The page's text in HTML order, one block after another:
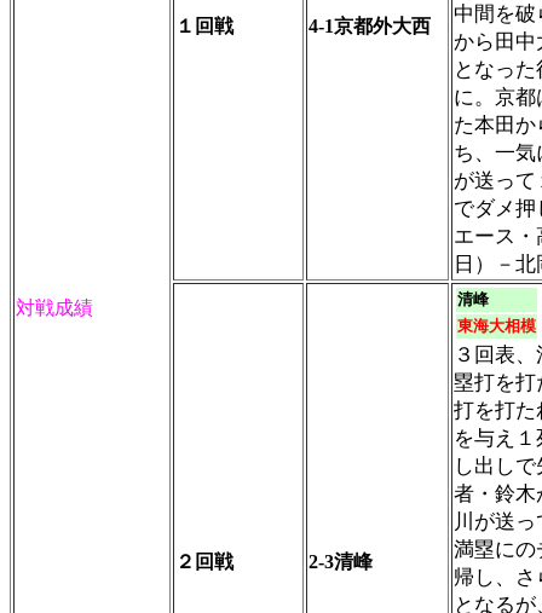
対戦成績
１回戦 4-1京都外大西
中間を
から田
となっ
に。京
た本田
ち、一
が送っ
でダメ
エース
日）－
２回戦 2-3清峰
清峰
東海大相模
３回表
塁打を打
打を打た
を与え
し出し
者・鈴木
川が送
満塁にの
帰し、
となる